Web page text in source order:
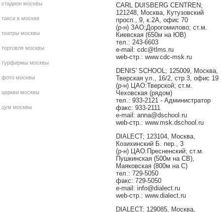
CARL DUISBERG CENTREN;
121248, Москва, Кутузовский
просп., 9, к.2А, офис 70
(р-н) ЗАО:Дорогомилово; ст.м.
Киевская (650м на ЮВ)
тел.: 243-6603
e-mail: cdc@tlms.ru
web-стр.: www.cdc-msk.ru
DENIS' SCHOOL; 125009, Москва,
Тверская ул., 16/2, стр.3, офис 19
(р-н) ЦАО:Тверской; ст.м.
Чеховская (рядом)
тел.: 933-2121 - Администратор
факс: 933-2111
e-mail: anna@dschool.ru
web-стр.: www.msk.dschool.ru
DIALECT; 123104, Москва,
Козихинский Б. пер., 3
(р-н) ЦАО:Пресненский; ст.м.
Пушкинская (500м на СВ),
Маяковская (800м на С)
тел.: 729-5050
факс: 729-5050
e-mail: info@dialect.ru
web-стр.: www.dialect.ru
DIALECT; 129085, Москва,
стадион москвы
такси в москве
театры москвы
торговля москвы
турфирмы москвы
фото москвы
церкви москвы
цум москвы